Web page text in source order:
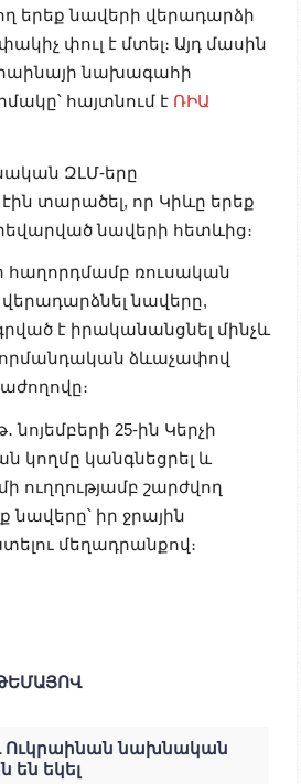
երեք նավերի վերադարձի
փուլ է մտել։ Այդ մասին
նախագահի
հայտնում է ՌԻԱ
ԶԼՄ-երը
տարածել, որ Կիևը երեք
նավերի հետևից։
հաղորդմամբ ռուսական
նավերը,
է իրականանցնել մինչև
ձևաչափով
նոյեմբերի 25-ին Կերչի
կողմը կանգնեցրել և
ուղղությամբ շարժվող
իր ջրային
մեղադրանքով։
Ուկրաինան նախնական
են եկել